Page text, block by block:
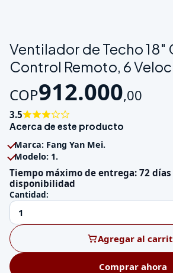
Ventilador de Techo 18"
Control Remoto, 6
COP912.000,00
3.5
Acerca de este producto
Marca: Fang Yan Mei.
Modelo: 1.
Tiempo máximo de entrega: 72
disponibilidad
Cantidad:
Agregar al
Comprar ahora